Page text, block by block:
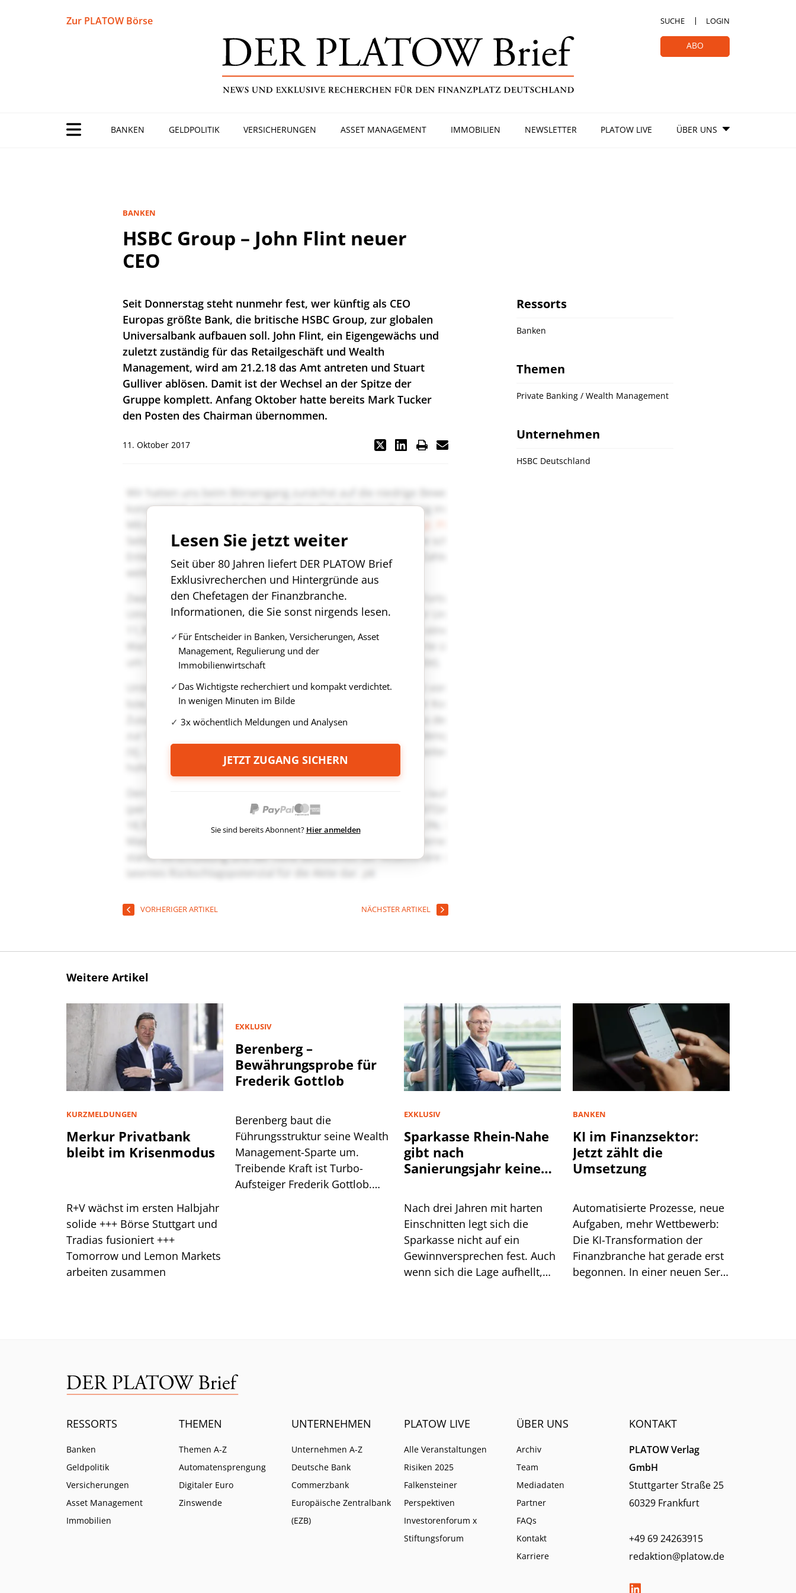
Zur PLATOW Börse SUCHE LOGIN
ABO
BANKEN GELDPOLITIK VERSICHERUNGEN ASSET MANAGEMENT IMMOBILIEN NEWSLETTER PLATOW LIVE ÜBER UNS
BANKEN
HSBC Group – John Flint neuer
CEO
Seit Donnerstag steht nunmehr fest, wer künftig als CEO
Europas größte Bank, die britische HSBC Group, zur globalen
Universalbank aufbauen soll. John Flint, ein Eigengewächs und
zuletzt zuständig für das Retailgeschäft und Wealth
Management, wird am 21.2.18 das Amt antreten und Stuart
Gulliver ablösen. Damit ist der Wechsel an der Spitze der
Gruppe komplett. Anfang Oktober hatte bereits Mark Tucker
den Posten des Chairman übernommen.
11. Oktober 2017
Lesen Sie jetzt weiter
Seit über 80 Jahren liefert DER PLATOW Brief
Exklusivrecherchen und Hintergründe aus
den Chefetagen der Finanzbranche.
Informationen, die Sie sonst nirgends lesen.
Für Entscheider in Banken, Versicherungen, Asset
Management, Regulierung und der
Immobilienwirtschaft
Das Wichtigste recherchiert und kompakt verdichtet.
In wenigen Minuten im Bilde
3x wöchentlich Meldungen und Analysen
JETZT ZUGANG SICHERN
Sie sind bereits Abonnent? Hier anmelden
VORHERIGER ARTIKEL NÄCHSTER ARTIKEL
Ressorts
Banken
Themen
Private Banking / Wealth Management
Unternehmen
HSBC Deutschland
Weitere Artikel
KURZMELDUNGEN
Merkur Privatbank
bleibt im Krisenmodus
R+V wächst im ersten Halbjahr
solide +++ Börse Stuttgart und
Tradias fusioniert +++
Tomorrow und Lemon Markets
arbeiten zusammen
EXKLUSIV
Berenberg –
Bewährungsprobe für
Frederik Gottlob
Berenberg baut die
Führungsstruktur seine Wealth
Management-Sparte um.
Treibende Kraft ist Turbo-
Aufsteiger Frederik Gottlob.
EXKLUSIV
Sparkasse Rhein-Nahe
gibt nach
Sanierungsjahr keine
Nach drei Jahren mit harten
Einschnitten legt sich die
Sparkasse nicht auf ein
Gewinnversprechen fest. Auch
wenn sich die Lage aufhellt,
BANKEN
KI im Finanzsektor:
Jetzt zählt die
Umsetzung
Automatisierte Prozesse, neue
Aufgaben, mehr Wettbewerb:
Die KI-Transformation der
Finanzbranche hat gerade erst
begonnen. In einer neuen Serie
RESSORTS
Banken
Geldpolitik
Versicherungen
Asset Management
Immobilien
THEMEN
Themen A-Z
Automatensprengung
Digitaler Euro
Zinswende
UNTERNEHMEN
Unternehmen A-Z
Deutsche Bank
Commerzbank
Europäische Zentralbank
(EZB)
PLATOW LIVE
Alle Veranstaltungen
Risiken 2025
Falkensteiner
Perspektiven
Investorenforum x
Stiftungsforum
ÜBER UNS
Archiv
Team
Mediadaten
Partner
FAQs
Kontakt
Karriere
KONTAKT
PLATOW Verlag
GmbH
Stuttgarter Straße 25
60329 Frankfurt
+49 69 24263915
redaktion@platow.de